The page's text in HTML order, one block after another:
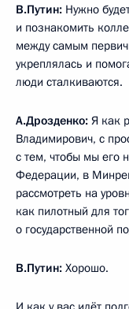
В.Путин: Нужно
и познакомить
между самым
укреплялась и
люди сталкиваются.
А.Дрозденко: Я как
Владимирович, с
с тем, чтобы мы его
Федерации, в
рассмотреть на
как пилотный для
о государственной
В.Путин: Хорошо.